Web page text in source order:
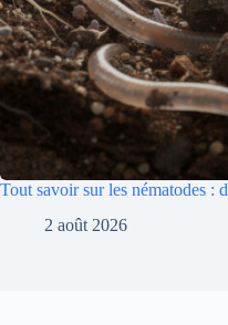
Tout savoir sur les nématodes :
2 août 2026